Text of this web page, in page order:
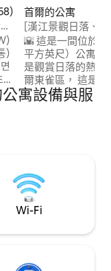
價中獲得 4.95 的平
)
)
首爾的公寓
[漢江景觀日落、
光化門/梨泰院 #
南大門市場
🌇 這是一間位於
平方英尺）公寓，
是觀賞日落的熱門
爾東雀區， 這是
景點，可以欣賞漢
落。 您可以享受
務（收費） 🏞️自然
個大公園散步和輕
可抵達諾德島和漢
您也可以同時感受
觀，同時觀賞
門市場）餐廳和南山
寓設備與服
Wi-Fi